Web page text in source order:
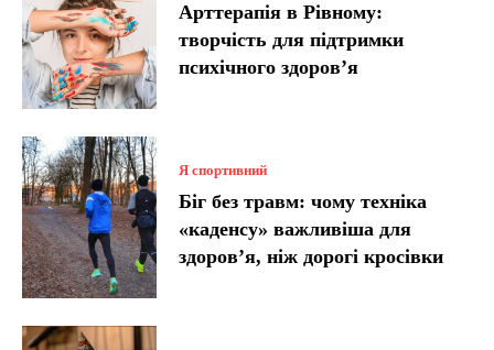
Арттерапія в Рівному:
творчість для підтримки
психічного здоров’я
Я спортивний
Біг без травм: чому техніка
«каденсу» важливіша для
здоров’я, ніж дорогі кросівки